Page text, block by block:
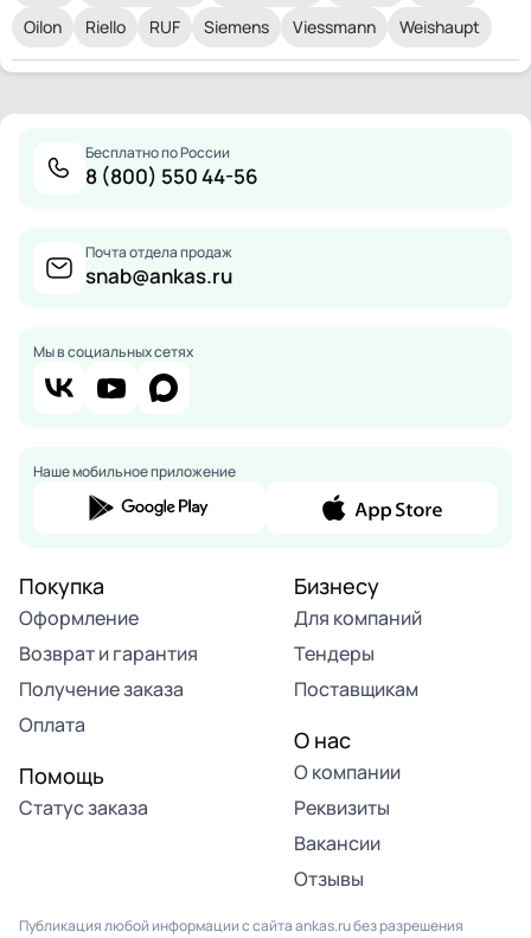
Oilon
Riello RUF Siemens Viessmann Weishaupt
Бесплатно по России
8 (800) 550 44-56
Почта отдела продаж
snab@ankas.ru
Мы в социальных сетях
Наше мобильное приложение
Покупка
Оформление
Возврат и гарантия
Получение заказа
Оплата
Помощь
Статус заказа
Бизнесу
Для компаний
Тендеры
Поставщикам
О нас
О компании
Реквизиты
Вакансии
Отзывы
Публикация любой информации с сайта ankas.ru без разрешения